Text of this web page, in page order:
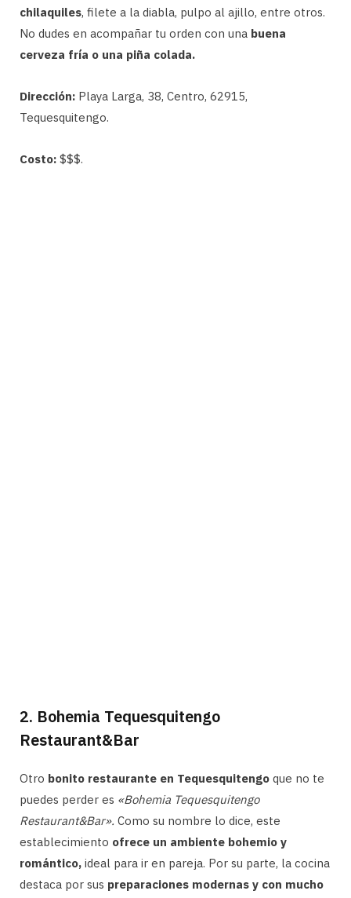
chilaquiles, filete a la diabla, pulpo al ajillo, entre otros.
No dudes en acompañar tu orden con una buena
cerveza fría o una piña colada.
Dirección: Playa Larga, 38, Centro, 62915,
Tequesquitengo.
Costo: $$$.
2. Bohemia Tequesquitengo
Restaurant&Bar
Otro bonito restaurante en Tequesquitengo que no te
puedes perder es «Bohemia Tequesquitengo
Restaurant&Bar». Como su nombre lo dice, este
establecimiento ofrece un ambiente bohemio y
romántico, ideal para ir en pareja. Por su parte, la cocina
destaca por sus preparaciones modernas y con mucho